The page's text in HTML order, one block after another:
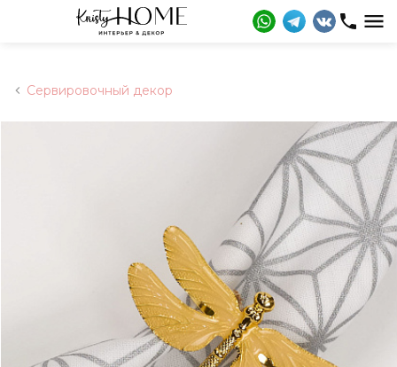
Сервировочный декор